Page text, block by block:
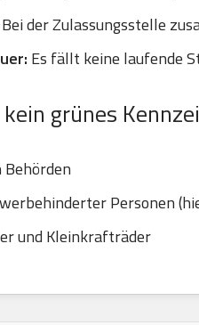
Bei der Zulassungsstelle
Es fällt keine laufende
grünes
Behörden
Personen
und Kleinkrafträder